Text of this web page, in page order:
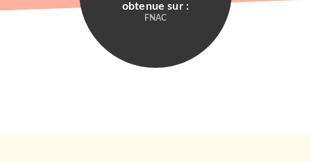
obtenue sur :
FNAC